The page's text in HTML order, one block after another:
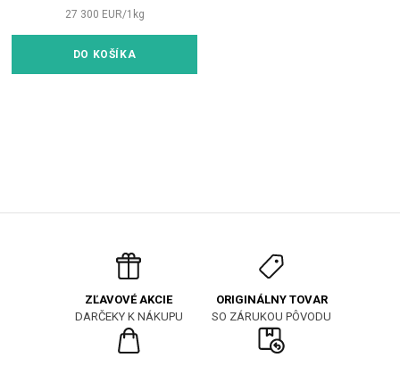
27 300 EUR/1 kg
DO KOŠÍKA
ZĽAVOVÉ AKCIE
DARČEKY K NÁKUPU
ORIGINÁLNY TOVAR
SO ZÁRUKOU PÔVODU